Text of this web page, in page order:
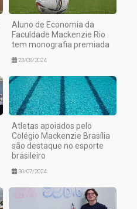
Aluno de Economia da
Faculdade Mackenzie Rio
tem monografia premiada
23/08/2024
Atletas apoiados pelo
Colégio Mackenzie Brasília
são destaque no esporte
brasileiro
30/07/2024